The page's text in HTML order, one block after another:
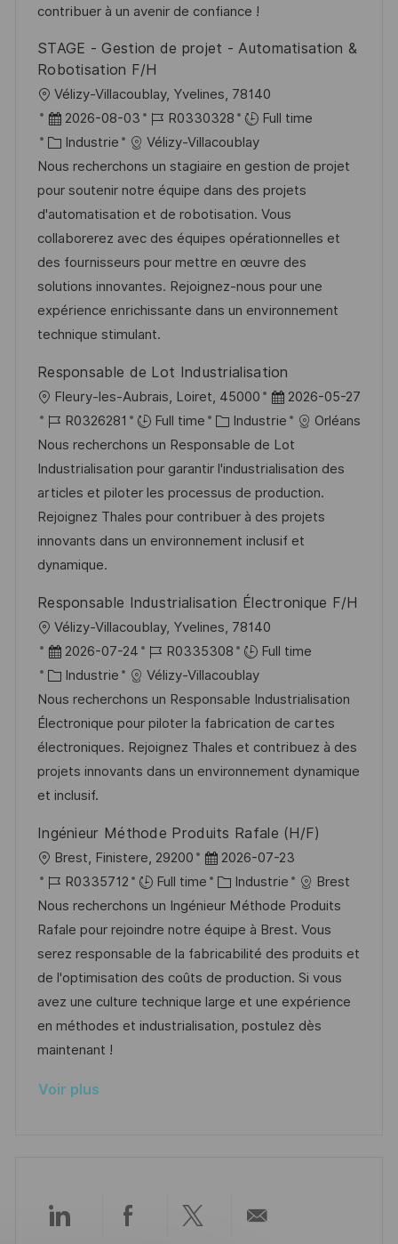
t
o
f
a
c
d
o
r
e
contribuer à un avenir de confiance !
STAGE - Gestion de projet - Automatisation &
Robotisation F/H
o
c
a
l
i
s
a
t
i
o
Vélizy-Villacoublay, Yvelines, 78140
D
a
t
e
d
’
a
f
f
i
h
a
g
e
2026-08-03
R
é
f
é
r
e
n
c
e
d
p
o
s
t
e
R0330328
Full time
C
a
t
é
g
o
r
i
e
Industrie
Vélizy-Villacoublay
Nous recherchons un stagiaire en gestion de projet
pour soutenir notre équipe dans des projets
d'automatisation et de robotisation. Vous
collaborerez avec des équipes opérationnelles et
des fournisseurs pour mettre en œuvre des
solutions innovantes. Rejoignez-nous pour une
expérience enrichissante dans un environnement
technique stimulant.
Responsable de Lot Industrialisation
o
c
a
l
i
s
a
i
o
Fleury-les-Aubrais, Loiret, 45000
D
a
t
e
d
’
a
i
h
g
e
2026-05-27
R
é
f
é
r
e
n
e
d
u
p
o
s
t
e
R0326281 Full time
C
a
t
é
g
o
e
Industrie
Orléans
Nous recherchons un Responsable de Lot
Industrialisation pour garantir l'industrialisation des
articles et piloter les processus de production.
Rejoignez Thales pour contribuer à des projets
innovants dans un environnement inclusif et
dynamique.
Responsable Industrialisation Électronique F/H
o
c
a
l
i
s
a
i
o
Vélizy-Villacoublay, Yvelines, 78140
D
a
t
e
d
’
a
f
i
c
h
a
g
e
2026-07-24
R
é
f
é
r
e
e
d
u
p
o
s
t
e
R0335308
Full time
C
a
t
é
g
o
i
e
Industrie
Vélizy-Villacoublay
Nous recherchons un Responsable Industrialisation
Électronique pour piloter la fabrication de cartes
électroniques. Rejoignez Thales et contribuez à des
projets innovants dans un environnement dynamique
et inclusif.
Ingénieur Méthode Produits Rafale (H/F)
o
c
a
l
i
s
a
t
o
Brest, Finistere, 29200
D
a
t
e
d
a
f
2026-07-23
R
é
f
é
r
e
n
c
d
t
R0335712 Full time
C
a
t
é
g
o
r
Industrie
Brest
Nous recherchons un Ingénieur Méthode Produits
Rafale pour rejoindre notre équipe à Brest. Vous
serez responsable de la fabricabilité des produits et
de l'optimisation des coûts de production. Si vous
avez une culture technique large et une expérience
en méthodes et industrialisation, postulez dès
maintenant !
Voir plus
PartagerPartagerPartager